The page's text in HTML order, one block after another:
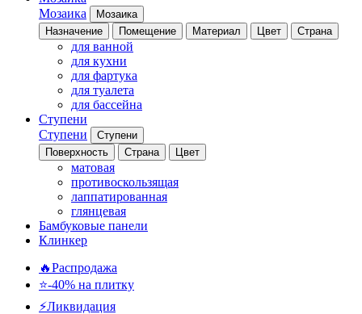
Мозаика
Мозаика
Назначение
Помещение Материал Цвет Страна
для ванной
для кухни
для фартука
для туалета
для бассейна
Ступени
Ступени
Ступени
Поверхность
Страна Цвет
матовая
противоскользящая
лаппатированная
глянцевая
Бамбуковые панели
Клинкер
🔥Распродажа
⭐-40% на плитку
⚡️Ликвидация